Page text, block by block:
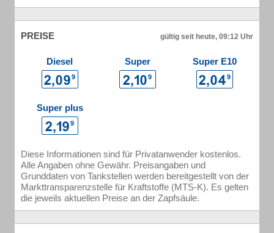
PREISE gültig seit heute, 09:12 Uhr
Diesel Super Super E10
Super plus
Diese Informationen sind für Privatanwender kostenlos.
Alle Angaben ohne Gewähr. Preisangaben und
Grunddaten von Tankstellen werden bereitgestellt von der
Markttransparenzstelle für Kraftstoffe (MTS-K). Es gelten
die jeweils aktuellen Preise an der Zapfsäule.